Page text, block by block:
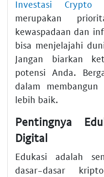
Investasi Crypto
merupakan
kewaspadaan dan
bisa menjelajahi
Jangan biarkan
potensi Anda.
dalam
lebih baik.
Pentingnya
Digital
Edukasi adalah
dasar-dasar